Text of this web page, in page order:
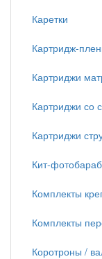
Каретки
Картридж-
Картриджи
Картриджи со
Картриджи
Кит-
Комплекты
Комплекты
Коротроны /